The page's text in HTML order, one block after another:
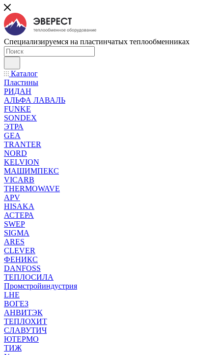
Специализируемся на пластинчатых теплообменниках
Каталог
Пластины
РИДАН
АЛЬФА ЛАВАЛЬ
FUNKE
SONDEX
ЭТРА
GEA
TRANTER
NORD
KELVION
МАШИМПЕКС
VICARB
THERMOWAVE
APV
HISAKA
АСТЕРА
SWEP
SIGMA
ARES
CLEVER
ФЕНИКС
DANFOSS
ТЕПЛОСИЛА
Промстройиндустрия
LHE
ВОГЕЗ
АНВИТЭК
ТЕПЛОХИТ
СЛАВУТИЧ
ЮТЕРМО
ТИЖ